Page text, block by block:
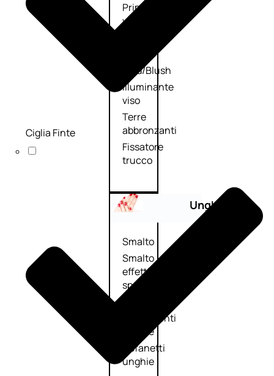
Primer
viso
Fondotinta
Fard/Blush
Illuminante
viso
Terre
abbronzanti
Fissatore
trucco
Unghie
Smalto
Smalto
effetti
speciali
Trattamenti
unghie
Cofanetti
unghie
Ciglia Finte